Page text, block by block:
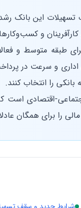
طبقه متوسط و
و سرعت در
را انتخاب کنند.
اقتصادی است که
را برای همگان